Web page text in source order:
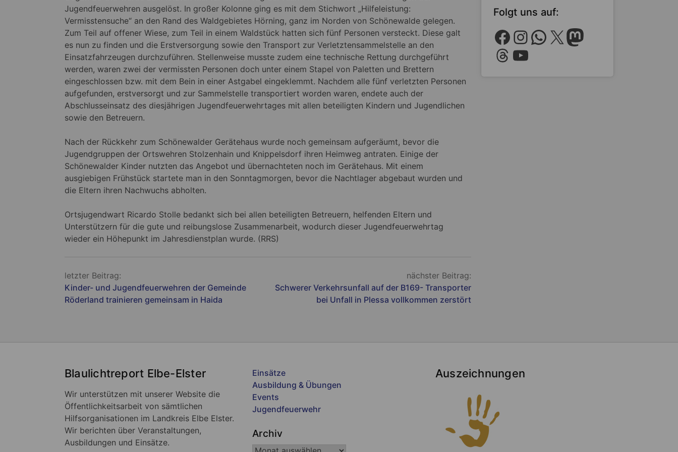
Jugendfeuerwehren ausgelöst. In großer Kolonne ging es mit dem Stichwort „Hilfeleistung:
Vermisstensuche“ an den Rand des Waldgebietes Hörning, ganz im Norden von Schönewalde gelegen.
Zum Teil auf offener Wiese, zum Teil in einem Waldstück hatten sich fünf Personen versteckt. Diese galt
es nun zu finden und die Erstversorgung sowie den Transport zur Verletztensammelstelle an den
Einsatzfahrzeugen durchzuführen. Stellenweise musste zudem eine technische Rettung durchgeführt
werden, waren zwei der vermissten Personen doch unter einem Stapel von Paletten und Brettern
eingeschlossen bzw. mit dem Bein in einer Astgabel eingeklemmt. Nachdem alle fünf verletzten Personen
aufgefunden, erstversorgt und zur Sammelstelle transportiert worden waren, endete auch der
Abschlusseinsatz des diesjährigen Jugendfeuerwehrtages mit allen beteiligten Kindern und Jugendlichen
sowie den Betreuern.
Nach der Rückkehr zum Schönewalder Gerätehaus wurde noch gemeinsam aufgeräumt, bevor die
Jugendgruppen der Ortswehren Stolzenhain und Knippelsdorf ihren Heimweg antraten. Einige der
Schönewalder Kinder nutzten das Angebot und übernachteten noch im Gerätehaus. Mit einem
ausgiebigen Frühstück startete man in den Sonntagmorgen, bevor die Nachtlager abgebaut wurden und
die Eltern ihren Nachwuchs abholten.
Ortsjugendwart Ricardo Stolle bedankt sich bei allen beteiligten Betreuern, helfenden Eltern und
Unterstützern für die gute und reibungslose Zusammenarbeit, wodurch dieser Jugendfeuerwehrtag
wieder ein Höhepunkt im Jahresdienstplan wurde. (RRS)
Beitragsnavigation
letzter Beitrag:
Kinder- und Jugendfeuerwehren der Gemeinde
Röderland trainieren gemeinsam in Haida
nächster Beitrag:
Schwerer Verkehrsunfall auf der B169- Transporter
bei Unfall in Plessa vollkommen zerstört
Folgt uns auf:
Facebook
Instagram
WhatsApp
X Mastodon
Threads
YouTube
Blaulichtreport Elbe-Elster
Wir unterstützen mit unserer Website die
Öffentlichkeitsarbeit von sämtlichen
Hilfsorganisationen im Landkreis Elbe Elster.
Wir berichten über Veranstaltungen,
Ausbildungen und Einsätze.
Einsätze
Ausbildung & Übungen
Events
Jugendfeuerwehr
Archiv
Auszeichnungen